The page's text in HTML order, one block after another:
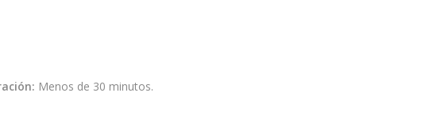
Menos de 30 minutos.